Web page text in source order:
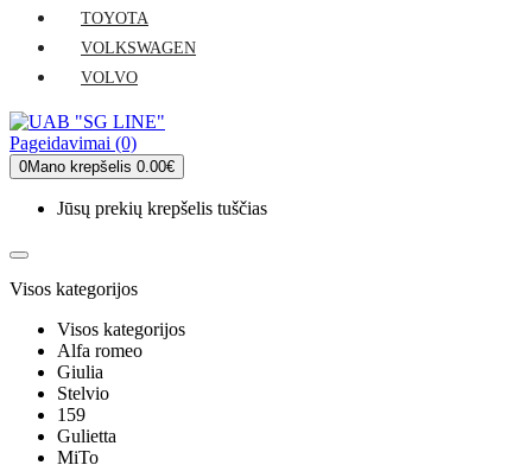
TOYOTA
VOLKSWAGEN
VOLVO
Pageidavimai (0)
0Mano krepšelis 0.00€
Jūsų prekių krepšelis tuščias
Visos kategorijos
Visos kategorijos
Alfa romeo
Giulia
Stelvio
159
Gulietta
MiTo